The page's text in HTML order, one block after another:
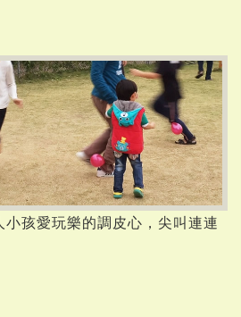
孩愛玩樂的調皮心，尖叫連連